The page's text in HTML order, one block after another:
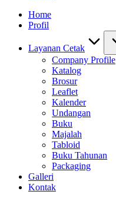
Home
Profil
Layanan Cetak
Company Profile
Katalog
Brosur
Leaflet
Kalender
Undangan
Buku
Majalah
Tabloid
Buku Tahunan
Packaging
Galleri
Kontak